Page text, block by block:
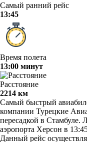
Самый ранний рейс
13:45
Время полета
13:00 минут
Расстояние
2214 км
Самый быстрый
компании Турецкие
пересадкой в Стамбуле.
аэропорта Херсон в
Данный рейс